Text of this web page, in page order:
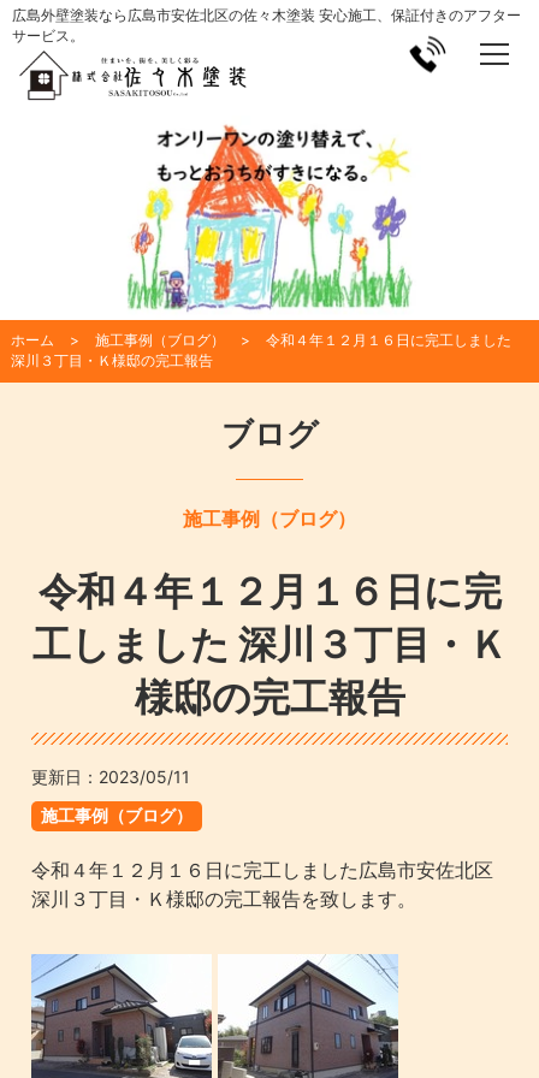
広島外壁塗装なら広島市安佐北区の佐々木塗装 安心施工、保証付きのアフター
サービス。
ホーム 施工事例（ブログ）
令和４年１２月１６日に完工しました
深川３丁目・Ｋ様邸の完工報告
ブログ
施工事例（ブログ）
令和４年１２月１６日に完
工しました 深川３丁目・Ｋ
様邸の完工報告
更新日： 2023/05/11
施工事例（ブログ）
令和４年１２月１６日に完工しました広島市安佐北区
深川３丁目・Ｋ様邸の完工報告を致します。